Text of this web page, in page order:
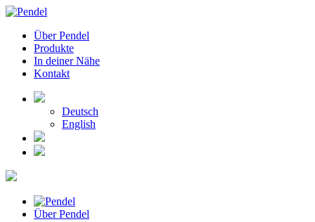
Über Pendel
Produkte
In deiner Nähe
Kontakt
Deutsch
English
Über Pendel